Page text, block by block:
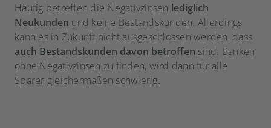
Häufig betreffen die Negativzinsen lediglich
Neukunden und keine Bestandskunden. Allerdings
kann es in Zukunft nicht ausgeschlossen werden, dass
auch Bestandskunden davon betroffen sind. Banken
ohne Negativzinsen zu finden, wird dann für alle
Sparer gleichermaßen schwierig.